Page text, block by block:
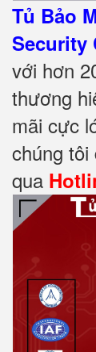
Tủ Bảo
Security
với hơn
thương
mãi cực
chúng
qua